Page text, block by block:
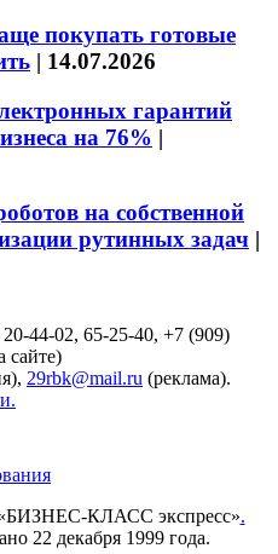
покупать готовые
| 14.07.2026
гарантий
на 76% |
на собственной
рутинных задач |
44-02, 65-25-40, +7 (909)
сайте)
29rbk@mail.ru (реклама).
КЛАСС экспресс».
22 декабря 1999 года.